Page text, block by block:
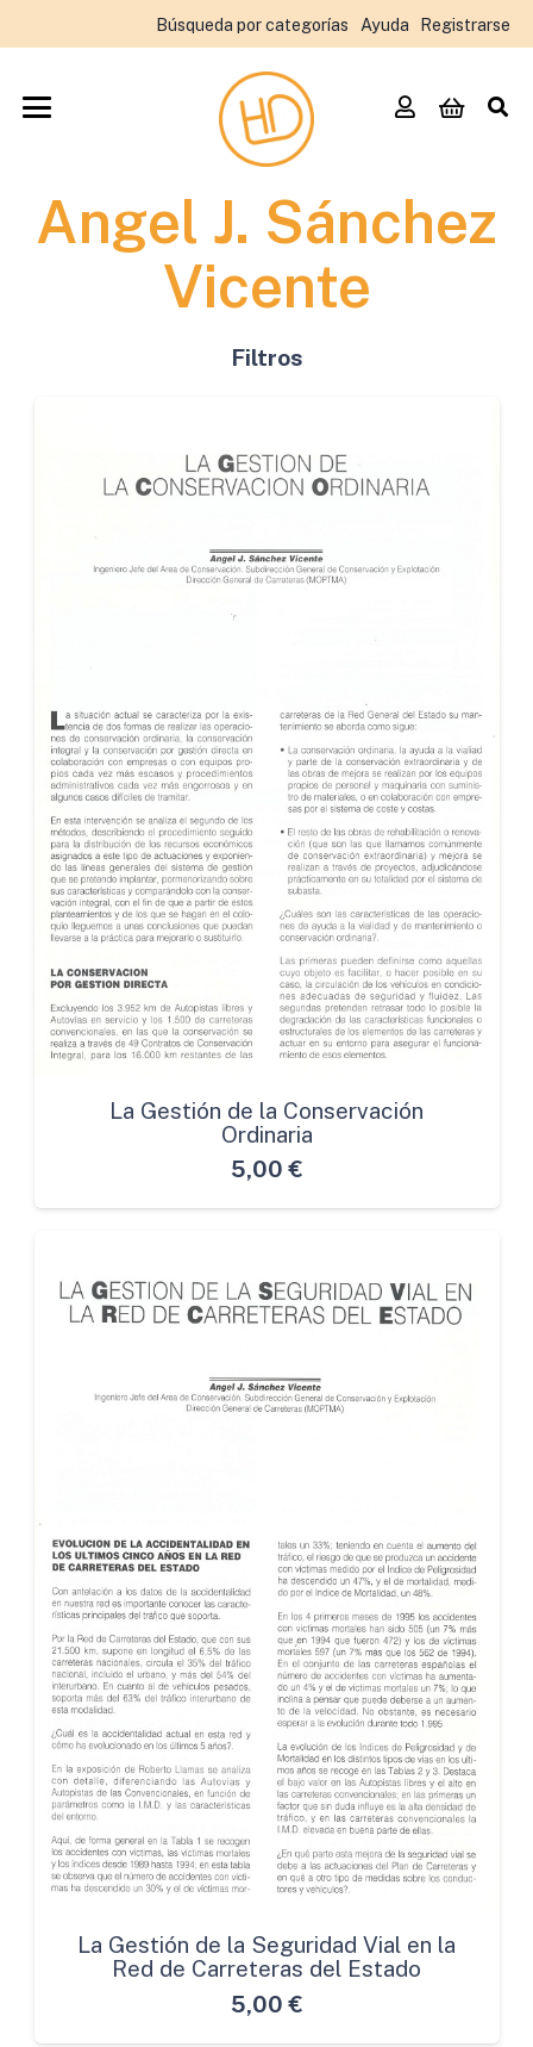
Búsqueda por categorías Ayuda Registrarse
Angel J. Sánchez
Vicente
Filtros
La Gestión de la Conservación
Ordinaria
5,00 €
La Gestión de la Seguridad Vial en la
Red de Carreteras del Estado
5,00 €